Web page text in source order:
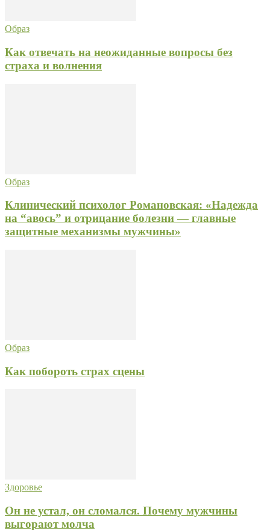
Образ
Как отвечать на неожиданные вопросы без
страха и волнения
Образ
Клинический психолог Романовская: «Надежда
на “авось” и отрицание болезни — главные
защитные механизмы мужчины»
Образ
Как побороть страх сцены
Здоровье
Он не устал, он сломался. Почему мужчины
выгорают молча